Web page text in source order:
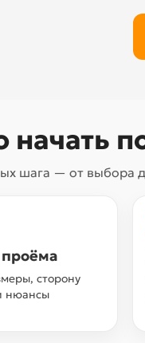
начать
шага — от выбора
сторону
нюансы